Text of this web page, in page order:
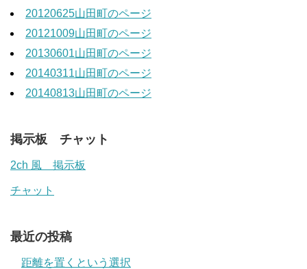
20120625山田町のページ
20121009山田町のページ
20130601山田町のページ
20140311山田町のページ
20140813山田町のページ
掲示板 チャット
2ch 風 掲示板
チャット
最近の投稿
距離を置くという選択